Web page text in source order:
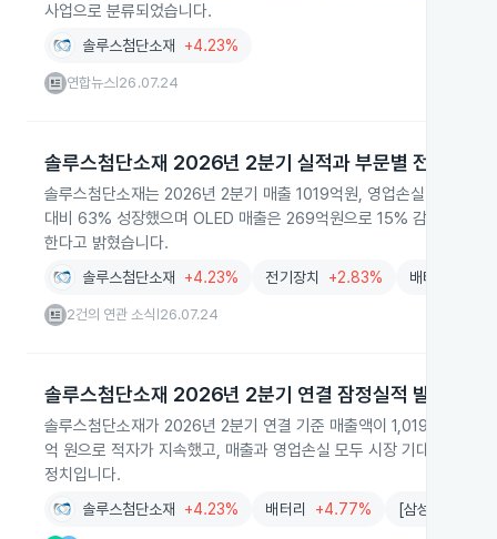
사업으로 분류되었습니다.
솔루스첨단소재 +4.23%
연합뉴스 26.07.24
솔루스첨단소재 2026년 2분기 실적과 부문별 전망
솔루스첨단소재는 2026년 2분기 매출 1019억원, 영업손실 213억원
대비 63% 성장했으며 OLED 매출은 269억원으로 15% 감소했으나
한다고 밝혔습니다.
솔루스첨단소재 +4.23% 전기장치 +2.83% 배터리
2건의 연관 소식 26.07.24
솔루스첨단소재 2026년 2분기 연결 잠정실적 발표
솔루스첨단소재가 2026년 2분기 연결 기준 매출액이 1,019억 원으
억 원으로 적자가 지속했고, 매출과 영업손실 모두 시장 기대치에 미
정치입니다.
솔루스첨단소재 +4.23% 배터리 +4.77% [삼성리서치/김